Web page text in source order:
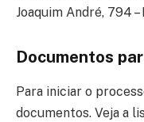
Joaquim André, 794
Documentos
Para iniciar o
documentos. Veja a